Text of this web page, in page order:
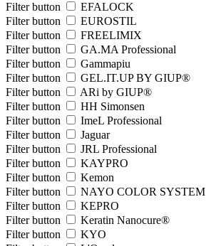
Filter button
EFALOCK
Filter button
EUROSTIL
Filter button
FREELIMIX
Filter button
GA.MA Professional
Filter button
Gammapiu
Filter button
GEL.IT.UP BY GIUP®
Filter button
ARi by GIUP®
Filter button
HH Simonsen
Filter button
ImeL Professional
Filter button
Jaguar
Filter button
JRL Professional
Filter button
KAYPRO
Filter button
Kemon
Filter button
NAYO COLOR SYSTEM
Filter button
KEPRO
Filter button
Keratin Nanocure®
Filter button
KYO